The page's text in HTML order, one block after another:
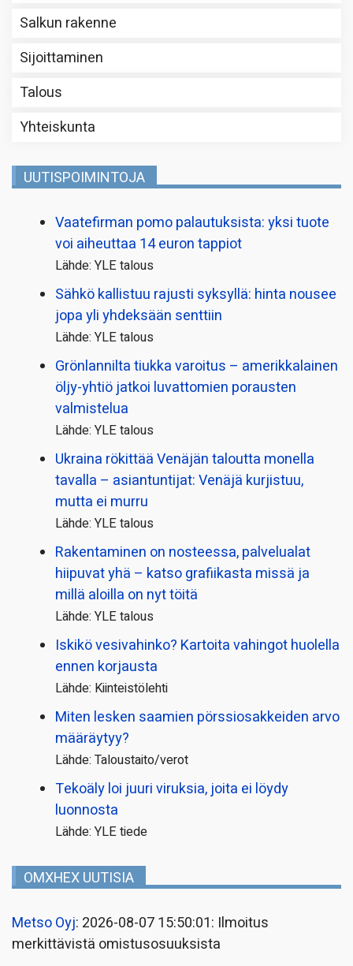
Salkun rakenne
Sijoittaminen
Talous
Yhteiskunta
UUTISPOIMINTOJA
Vaatefirman pomo palautuksista: yksi tuote
voi aiheuttaa 14 euron tappiot
Lähde: YLE talous
Sähkö kallistuu rajusti syksyllä: hinta nousee
jopa yli yhdeksään senttiin
Lähde: YLE talous
Grönlannilta tiukka varoitus – amerikkalainen
öljy-yhtiö jatkoi luvattomien porausten
valmistelua
Lähde: YLE talous
Ukraina rökittää Venäjän taloutta monella
tavalla – asiantuntijat: Venäjä kurjistuu,
mutta ei murru
Lähde: YLE talous
Rakentaminen on nosteessa, palvelualat
hiipuvat yhä – katso grafiikasta missä ja
millä aloilla on nyt töitä
Lähde: YLE talous
Iskikö vesivahinko? Kartoita vahingot huolella
ennen korjausta
Lähde: Kiinteistölehti
Miten lesken saamien pörssi­osakkeiden arvo
määräytyy?
Lähde: Taloustaito/verot
Tekoäly loi juuri viruksia, joita ei löydy
luonnosta
Lähde: YLE tiede
OMXHEX UUTISIA
Metso Oyj: 2026-08-07 15:50:01: Ilmoitus
merkittävistä omistusosuuksista